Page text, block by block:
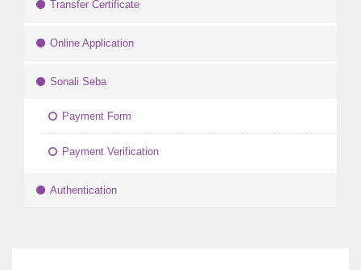
Transfer Certificate
Online Application
Sonali Seba
Payment Form
Payment Verification
Authentication